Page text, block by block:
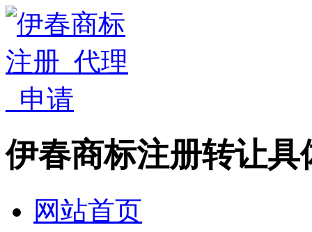
伊春商标注册转让具
网站首页